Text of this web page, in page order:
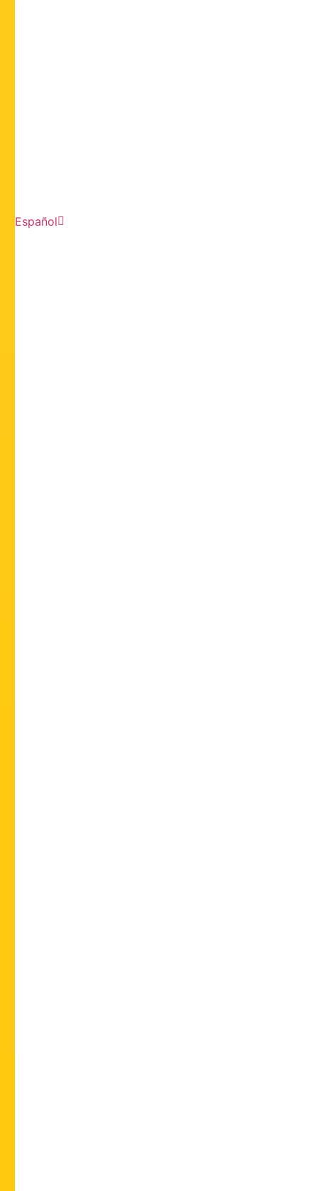
Español